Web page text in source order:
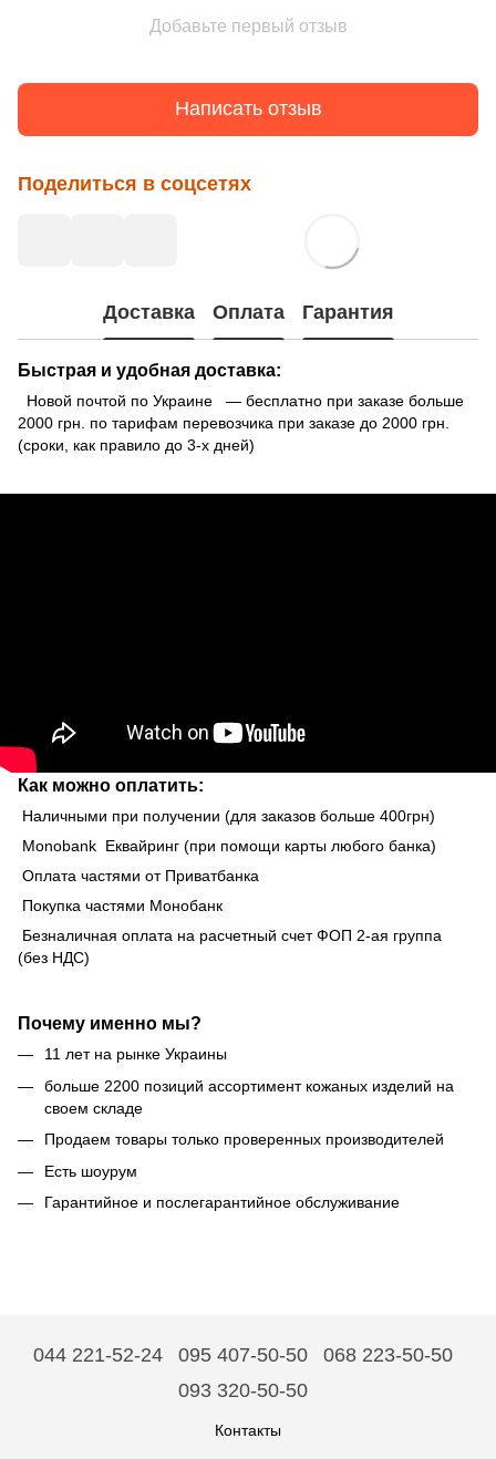
Добавьте первый отзыв
Написать отзыв
Поделиться в соцсетях
Доставка Оплата Гарантия
Быстрая и удобная доставка:
Новой почтой по Украине — бесплатно при заказе больше
2000 грн. по тарифам перевозчика при заказе до 2000 грн.
(сроки, как правило до 3-х дней)
Как можно оплатить:
Наличными при получении (для заказов больше 400грн)
Monobank Еквайринг (при помощи карты любого банка)
Оплата частями от Приватбанка
Покупка частями Монобанк
Безналичная оплата на расчетный счет ФОП 2-ая группа
(без НДС)
Почему именно мы?
11 лет на рынке Украины
больше 2200 позиций ассортимент кожаных изделий на
своем складе
Продаем товары только проверенных производителей
Есть шоурум
Гарантийное и послегарантийное обслуживание
044 221-52-24 095 407-50-50
068 223-50-50
093 320-50-50
Контакты